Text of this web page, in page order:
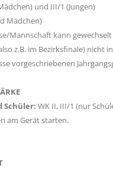
und III/1 (Jungen)
Mädchen)
Mannschaft kann
z.B. im Bezirksfinale) nicht
vorgeschriebenen
Schüler: WK II, III/1 (nur
am Gerät starten.